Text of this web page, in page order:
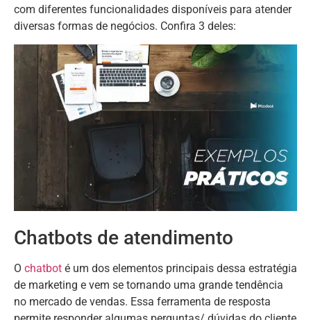
com diferentes funcionalidades disponíveis para atender
diversas formas de negócios. Confira 3 deles:
Chatbots de atendimento
O chatbot é um dos elementos principais dessa estratégia
de marketing e vem se tornando uma grande tendência
no mercado de vendas. Essa ferramenta de resposta